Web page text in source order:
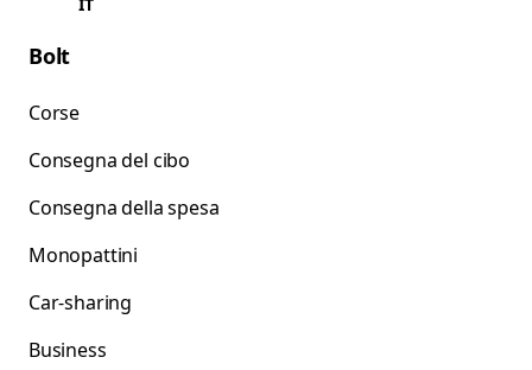
Bolt
Corse
Consegna del cibo
Consegna della spesa
Monopattini
Car-sharing
Business